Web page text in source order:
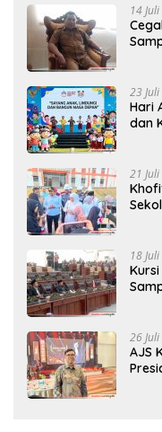
14
23
Hari
dan
21
18
26
AJS